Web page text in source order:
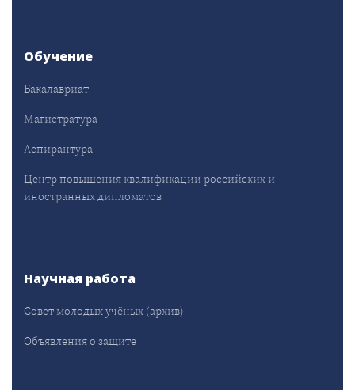
Обучение
Бакалавриат
Магистратура
Аспирантура
Центр повышения квалификации российских и
иностранных дипломатов
Научная работа
Совет молодых учёных (архив)
Объявления о защите